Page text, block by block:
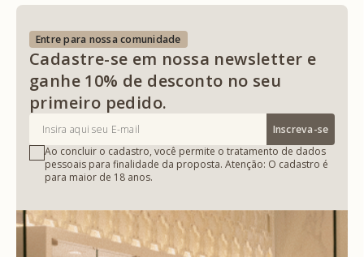
Entre para nossa comunidade
Cadastre-se em nossa newsletter e
ganhe 10% de desconto no seu
primeiro pedido.
Inscreva-se
Ao concluir o cadastro, você permite o tratamento de dados
pessoais para finalidade da proposta. Atenção: O cadastro é
para maior de 18 anos.